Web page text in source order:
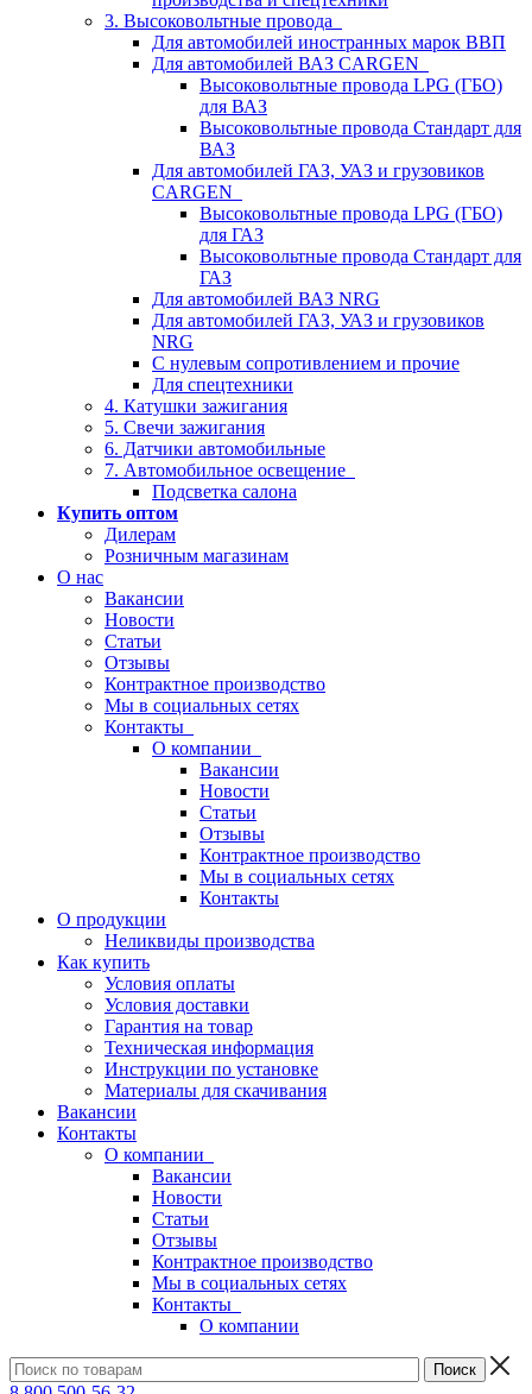
3. Высоковольтные провода
Для автомобилей иностранных марок ВВП
Для автомобилей ВАЗ CARGEN
Высоковольтные провода LPG (ГБО)
для ВАЗ
Высоковольтные провода Стандарт для
ВАЗ
Для автомобилей ГАЗ, УАЗ и грузовиков
CARGEN
Высоковольтные провода LPG (ГБО)
для ГАЗ
Высоковольтные провода Стандарт для
ГАЗ
Для автомобилей ВАЗ NRG
Для автомобилей ГАЗ, УАЗ и грузовиков
NRG
С нулевым сопротивлением и прочие
Для спецтехники
4. Катушки зажигания
5. Свечи зажигания
6. Датчики автомобильные
7. Автомобильное освещение
Подсветка салона
Купить оптом
Дилерам
Розничным магазинам
О нас
Вакансии
Новости
Статьи
Отзывы
Контрактное производство
Мы в социальных сетях
Контакты
О компании
Вакансии
Новости
Статьи
Отзывы
Контрактное производство
Мы в социальных сетях
Контакты
О продукции
Неликвиды производства
Как купить
Условия оплаты
Условия доставки
Гарантия на товар
Техническая информация
Инструкции по установке
Материалы для скачивания
Вакансии
Контакты
О компании
Вакансии
Новости
Статьи
Отзывы
Контрактное производство
Мы в социальных сетях
Контакты
О компании